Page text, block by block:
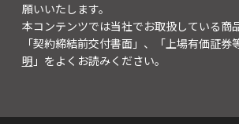
願いいたします。
本コンテンツでは当社でお取扱している商
「契約締結前交付書面」、「上場有価証
明 」をよくお読みください。